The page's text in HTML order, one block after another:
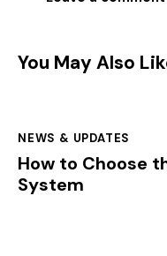
You May Also
NEWS & UPDATES
How to Choose
System